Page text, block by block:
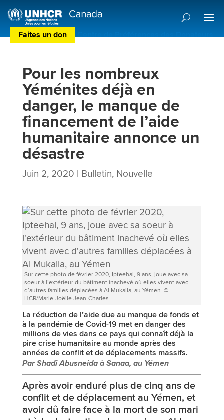
Faites un don Centre de Préférences des Donateurs
Pour les nombreux
Yéménites déjà en
danger, le manque de
financement de l’aide
humanitaire annonce un
désastre
Juin 2, 2020 | Bulletin, Nouvelle
Sur cette photo de février 2020, Ipteehal, 9 ans, joue avec sa
soeur à l’extérieur du bâtiment inachevé où elles vivent avec
d’autres familles déplacées à Al Mukalla, au Yémen. ©
HCR/Marie-Joëlle Jean-Charles
La réduction de l’aide due au manque de fonds et
à la pandémie de Covid-19 met en danger des
millions de vies dans ce pays qui connaît déjà la
pire crise humanitaire au monde après des
années de conflit et de déplacements massifs.
Par Shadi Abusneida à Sanaa, au Yémen
Après avoir enduré plus de cinq ans de
conflit et de déplacement au Yémen, et
avoir dû faire face à la mort de son mari